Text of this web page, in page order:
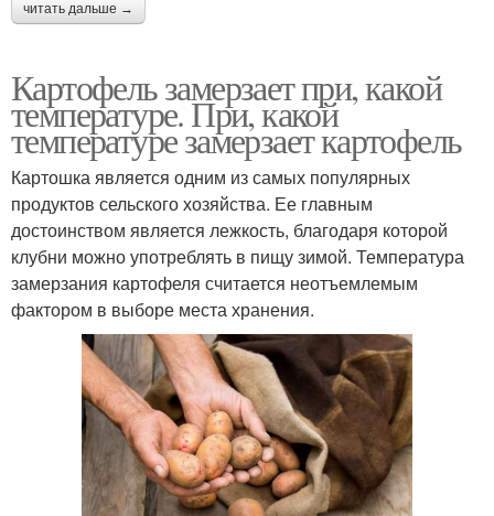
читать дальше →
Картофель замерзает при, какой
температуре. При, какой
температуре замерзает картофель
Картошка является одним из самых популярных
продуктов сельского хозяйства. Ее главным
достоинством является лежкость, благодаря которой
клубни можно употреблять в пищу зимой. Температура
замерзания картофеля считается неотъемлемым
фактором в выборе места хранения.